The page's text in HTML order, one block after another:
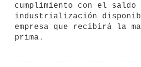
cumplimiento con el saldo
industrialización
empresa que recibirá la